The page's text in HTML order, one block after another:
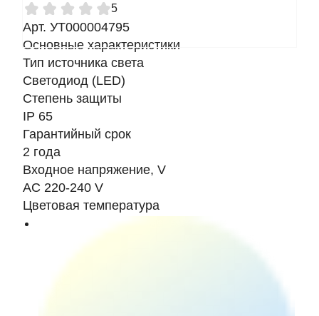
5
Арт. УТ000004795
Основные характеристики
Тип источника света
Светодиод (LED)
Степень защиты
IP 65
Гарантийный срок
2 года
Входное напряжение, V
AC 220-240 V
Цветовая температура